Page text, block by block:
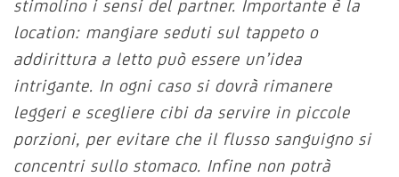
stimolino i sensi del partner. Importante è la
location: mangiare seduti sul tappeto o
addirittura a letto può essere un’idea
intrigante. In ogni caso si dovrà rimanere
leggeri e scegliere cibi da servire in piccole
porzioni, per evitare che il flusso sanguigno si
concentri sullo stomaco. Infine non potrà